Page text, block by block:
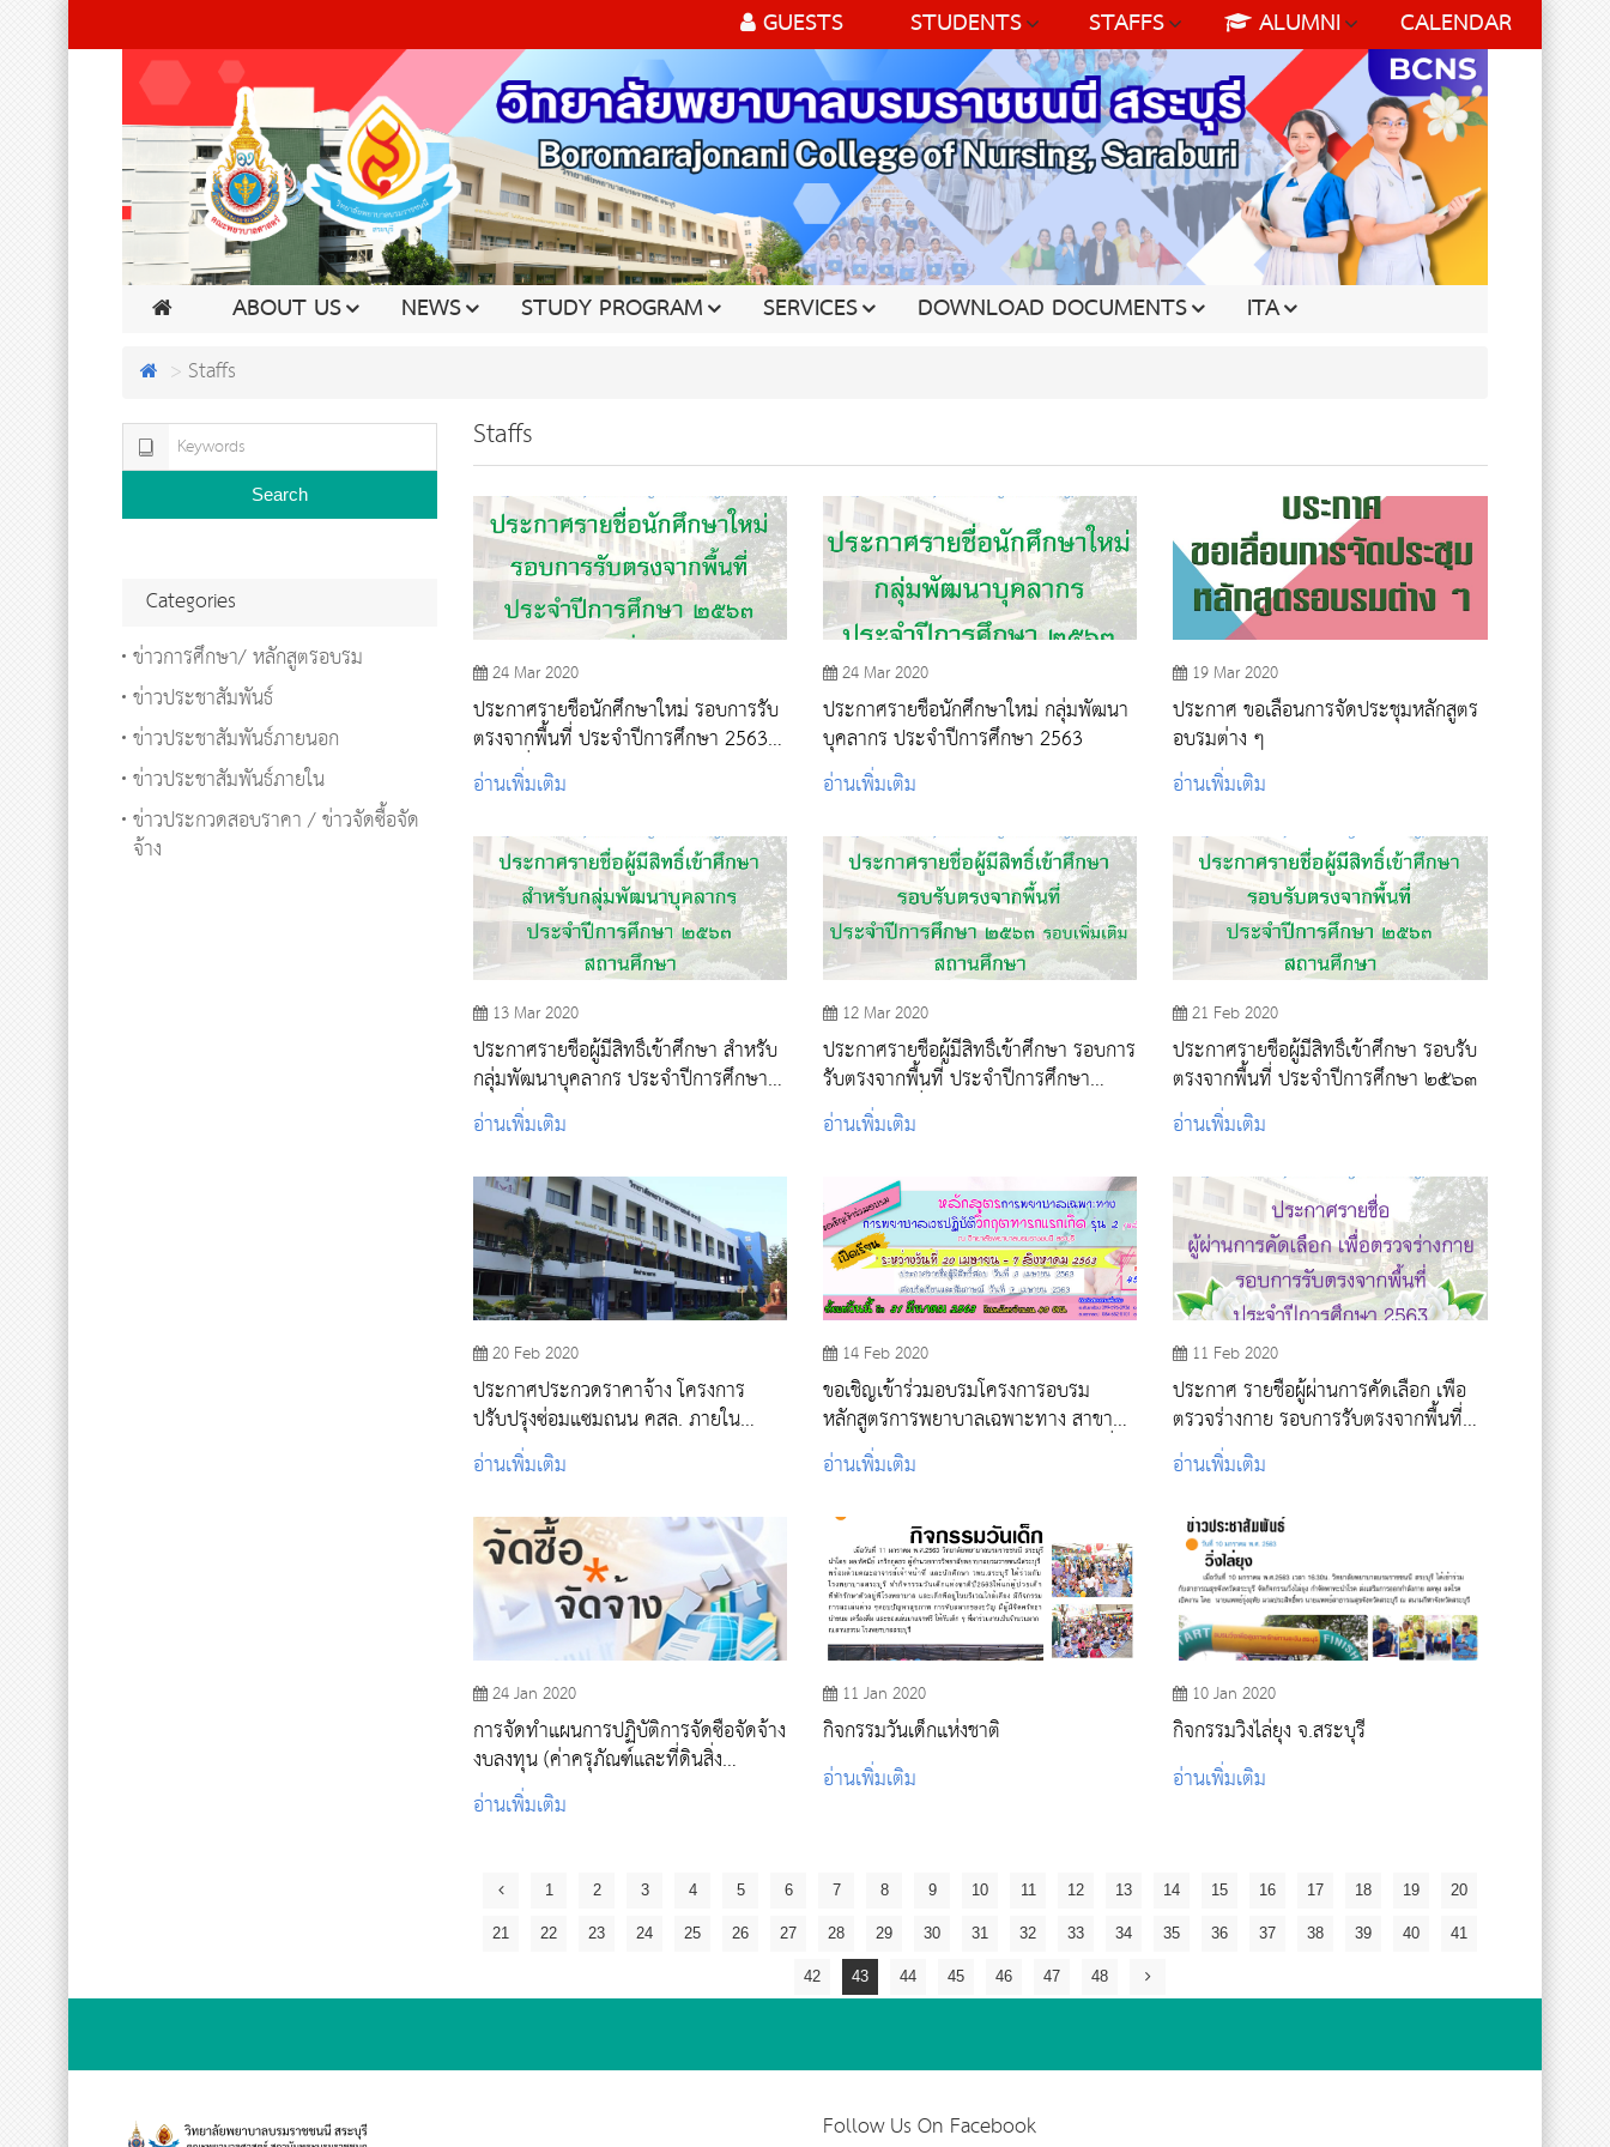
GUESTS STUDENTS STAFFS ALUMNI CALENDAR
ABOUT US NEWS STUDY PROGRAM SERVICES DOWNLOAD DOCUMENTS ITA
Staffs
Staffs
24 Mar 2020
ประกาศรายชื่อนักศึกษาใหม่ รอบการรับ
ตรงจากพื้นที่ ประจำปีการศึกษา 2563
(รอบเพิ่มเติม)
อ่านเพิ่มเติม
24 Mar 2020
ประกาศรายชื่อนักศึกษาใหม่ กลุ่มพัฒนา
บุคลากร ประจำปีการศึกษา 2563
อ่านเพิ่มเติม
19 Mar 2020
ประกาศ ขอเลื่อนการจัดประชุมหลักสูตร
อบรมต่าง ๆ
อ่านเพิ่มเติม
13 Mar 2020
ประกาศรายชื่อผู้มีสิทธิ์เข้าศึกษา สำหรับ
กลุ่มพัฒนาบุคลากร ประจำปีการศึกษา
2563
อ่านเพิ่มเติม
12 Mar 2020
ประกาศรายชื่อผู้มีสิทธิ์เข้าศึกษา รอบการ
รับตรงจากพื้นที่ ประจำปีการศึกษา
2563 รอบเพิ่มเติม
อ่านเพิ่มเติม
21 Feb 2020
ประกาศรายชื่อผู้มีสิทธิ์เข้าศึกษา รอบรับ
ตรงจากพื้นที่ ประจำปีการศึกษา ๒๕๖๓
อ่านเพิ่มเติม
20 Feb 2020
ประกาศประกวดราคาจ้าง โครงการ
ปรับปรุงซ่อมแซมถนน คสล. ภายใน
วิทยาลัยพยาบาลบรมราชชนนี สระบุรี ๑
แห่ง
อ่านเพิ่มเติม
14 Feb 2020
ขอเชิญเข้าร่วมอบรมโครงการอบรม
หลักสูตรการพยาบาลเฉพาะทาง สาขา
การเวชปฏิบัติวิกฤติทารกแรกเกิด รุ่นที่ 2
อ่านเพิ่มเติม
11 Feb 2020
ประกาศ รายชื่อผู้ผ่านการคัดเลือก เพื่อ
ตรวจร่างกาย รอบการรับตรงจากพื้นที่
ประจำปีการศึกษา 2563
อ่านเพิ่มเติม
24 Jan 2020
การจัดทำแผนการปฏิบัติการจัดซื้อจัดจ้าง
งบลงทุน (ค่าครุภัณฑ์และที่ดินสิ่ง
ก่อสร้าง)
อ่านเพิ่มเติม
11 Jan 2020
กิจกรรมวันเด็กแห่งชาติ
อ่านเพิ่มเติม
10 Jan 2020
กิจกรรมวิ่งไล่ยุง จ.สระบุรี
อ่านเพิ่มเติม
1 2 3 4 5 6 7 8 9 10 11 12 13 14 15 16 17 18 19 20
21 22 23 24 25 26 27 28 29 30 31 32 33 34 35 36 37 38 39 40 41
42 43 44 45 46 47 48
Search
Categories
ข่าวการศึกษา/ หลักสูตรอบรม
ข่าวประชาสัมพันธ์
ข่าวประชาสัมพันธ์ภายนอก
ข่าวประชาสัมพันธ์ภายใน
ข่าวประกวดสอบราคา / ข่าวจัดซื้อจัด
จ้าง
Follow Us On Facebook